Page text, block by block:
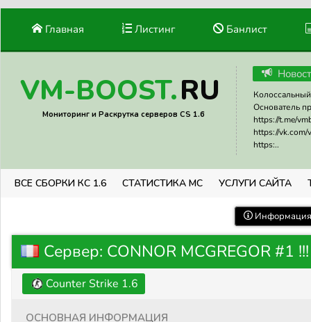
Главная Листинг Банлист
VM-BOOST.RU
Мониторинг и Раскрутка серверов CS 1.6
Основатель
https://t.me/
https://vk.com/
https:..
ВСЕ СБОРКИ КС 1.6 СТАТИСТИКА МС УСЛУГИ САЙТА
Сервер: CONNOR MCGREGOR #1 !!!
Counter Strike 1.6
Основная информация